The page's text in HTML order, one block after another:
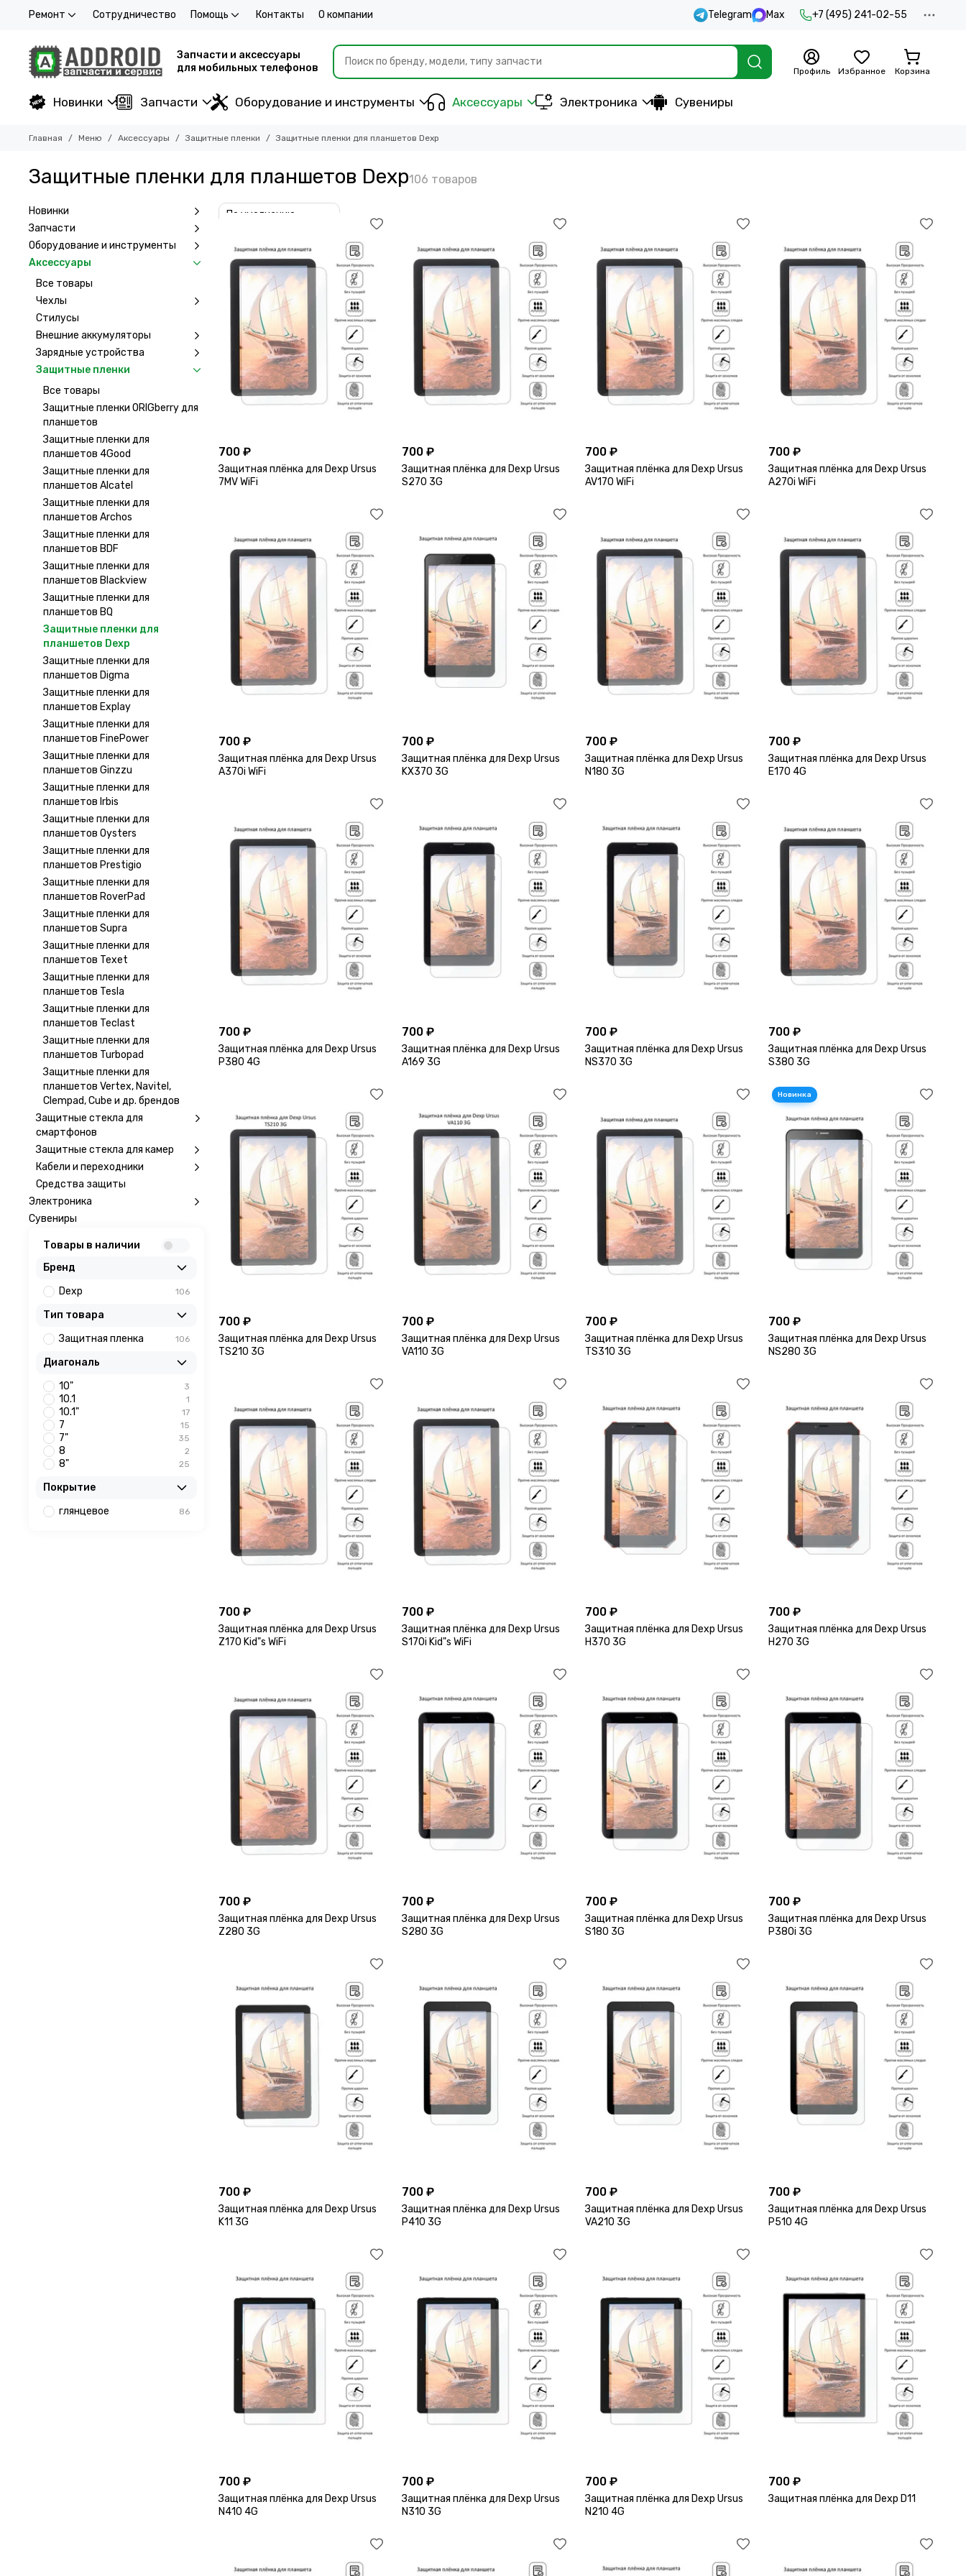
Ремонт Сотрудничество Помощь Контакты О компании Telegram Max +7 (495) 241-02-55
Запчасти и аксессуары
для мобильных телефонов
Профиль Избранное Корзина
Новинки Запчасти Оборудование и инструменты Аксессуары Электроника Сувениры
Главная Меню Аксессуары Защитные пленки Защитные пленки для планшетов Dexp
Защитные пленки для планшетов Dexp
700 ₽
Защитная плёнка для Dexp Ursus
7MV WiFi
700 ₽
Защитная плёнка для Dexp Ursus
S270 3G
700 ₽
Защитная плёнка для Dexp Ursus
AV170 WiFi
700 ₽
Защитная плёнка для Dexp Ursus
A270i WiFi
700 ₽
Защитная плёнка для Dexp Ursus
A370i WiFi
700 ₽
Защитная плёнка для Dexp Ursus
KX370 3G
700 ₽
Защитная плёнка для Dexp Ursus
N180 3G
700 ₽
Защитная плёнка для Dexp Ursus
E170 4G
700 ₽
Защитная плёнка для Dexp Ursus
P380 4G
700 ₽
Защитная плёнка для Dexp Ursus
A169 3G
700 ₽
Защитная плёнка для Dexp Ursus
NS370 3G
700 ₽
Защитная плёнка для Dexp Ursus
S380 3G
700 ₽
Защитная плёнка для Dexp Ursus
TS210 3G
700 ₽
Защитная плёнка для Dexp Ursus
VA110 3G
700 ₽
Защитная плёнка для Dexp Ursus
TS310 3G
700 ₽
Защитная плёнка для Dexp Ursus
NS280 3G
700 ₽
Защитная плёнка для Dexp Ursus
Z170 Kid"s WiFi
700 ₽
Защитная плёнка для Dexp Ursus
S170i Kid"s WiFi
700 ₽
Защитная плёнка для Dexp Ursus
H370 3G
700 ₽
Защитная плёнка для Dexp Ursus
H270 3G
700 ₽
Защитная плёнка для Dexp Ursus
Z280 3G
700 ₽
Защитная плёнка для Dexp Ursus
S280 3G
700 ₽
Защитная плёнка для Dexp Ursus
S180 3G
700 ₽
Защитная плёнка для Dexp Ursus
P380i 3G
700 ₽
Защитная плёнка для Dexp Ursus
K11 3G
700 ₽
Защитная плёнка для Dexp Ursus
P410 3G
700 ₽
Защитная плёнка для Dexp Ursus
VA210 3G
700 ₽
Защитная плёнка для Dexp Ursus
P510 4G
700 ₽
Защитная плёнка для Dexp Ursus
N410 4G
700 ₽
Защитная плёнка для Dexp Ursus
N310 3G
700 ₽
Защитная плёнка для Dexp Ursus
N210 4G
700 ₽
Защитная плёнка для Dexp D11
Новинки
Запчасти
Оборудование и инструменты
Аксессуары
Все товары
Чехлы
Стилусы
Внешние аккумуляторы
Зарядные устройства
Защитные пленки
Все товары
Защитные пленки ORIGberry для
планшетов
Защитные пленки для
планшетов 4Good
Защитные пленки для
планшетов Alcatel
Защитные пленки для
планшетов Archos
Защитные пленки для
планшетов BDF
Защитные пленки для
планшетов Blackview
Защитные пленки для
планшетов BQ
Защитные пленки для
планшетов Dexp
Защитные пленки для
планшетов Digma
Защитные пленки для
планшетов Explay
Защитные пленки для
планшетов FinePower
Защитные пленки для
планшетов Ginzzu
Защитные пленки для
планшетов Irbis
Защитные пленки для
планшетов Oysters
Защитные пленки для
планшетов Prestigio
Защитные пленки для
планшетов RoverPad
Защитные пленки для
планшетов Supra
Защитные пленки для
планшетов Texet
Защитные пленки для
планшетов Tesla
Защитные пленки для
планшетов Teclast
Защитные пленки для
планшетов Turbopad
Защитные пленки для
планшетов Vertex, Navitel,
Clempad, Cube и др. брендов
Защитные стекла для
смартфонов
Защитные стекла для камер
Кабели и переходники
Средства защиты
Электроника
Сувениры
Товары в наличии
Бренд
Dexp
106
Тип товара
Защитная пленка
106
Диагональ
10"
3
10.1 1
10.1" 17
7 15
7" 35
8 2
8" 25
Покрытие
глянцевое
86